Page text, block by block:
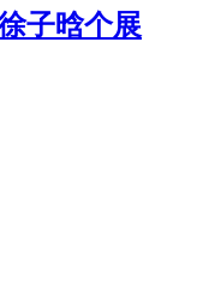
子晗个展